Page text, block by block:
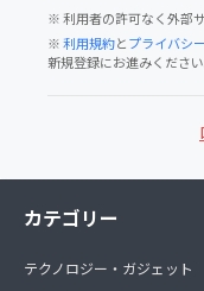
※ 利用者の許可なく外部
※利用規約とプライバシ
新規登録にお進みください
カテゴリー
テクノロジー・ガジェット